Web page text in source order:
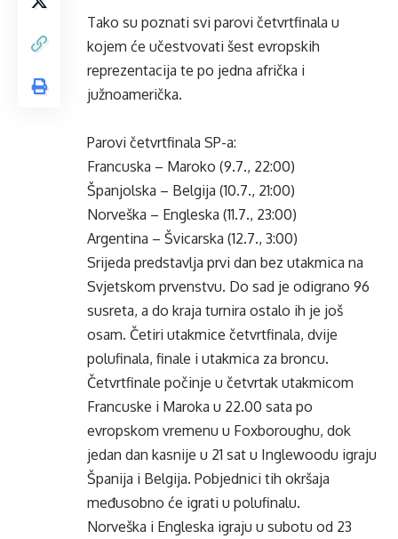
Tako su poznati svi parovi četvrtfinala u
kojem će učestvovati šest evropskih
reprezentacija te po jedna afrička i
južnoamerička.
Parovi četvrtfinala SP-a:
Francuska – Maroko (9.7., 22:00)
Španjolska – Belgija (10.7., 21:00)
Norveška – Engleska (11.7., 23:00)
Argentina – Švicarska (12.7., 3:00)
Srijeda predstavlja prvi dan bez utakmica na
Svjetskom prvenstvu. Do sad je odigrano 96
susreta, a do kraja turnira ostalo ih je još
osam. Četiri utakmice četvrtfinala, dvije
polufinala, finale i utakmica za broncu.
Četvrtfinale počinje u četvrtak utakmicom
Francuske i Maroka u 22.00 sata po
evropskom vremenu u Foxboroughu, dok
jedan dan kasnije u 21 sat u Inglewoodu igraju
Španija i Belgija. Pobjednici tih okršaja
međusobno će igrati u polufinalu.
Norveška i Engleska igraju u subotu od 23